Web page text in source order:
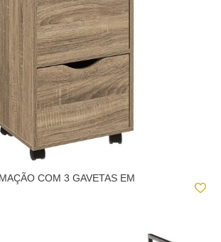
COM 3 GAVETAS EM